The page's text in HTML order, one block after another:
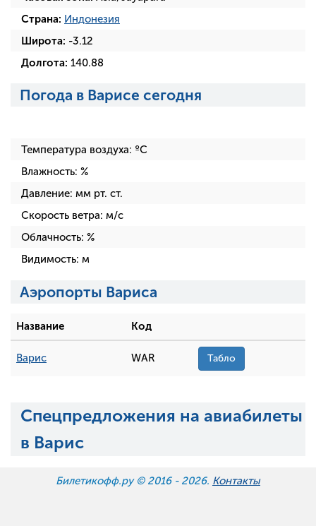
Страна: Индонезия
Широта: -3.12
Долгота: 140.88
Погода в Варисе сегодня
Температура воздуха: ºC
Влажность: %
Давление: мм рт. ст.
Скорость ветра: м/с
Облачность: %
Видимость: м
Аэропорты Вариса
Название Код
Варис WAR Табло
Спецпредложения на авиабилеты
в Варис
Билетикофф.ру © 2016 - 2026. Контакты